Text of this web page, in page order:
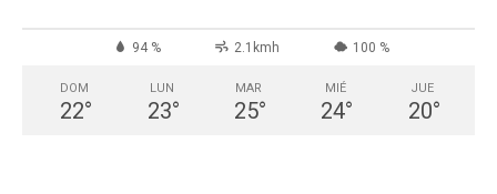
94 % 2.1kmh 100 %
DOM
22°
LUN
23°
MAR
25°
MIÉ
24°
JUE
20°